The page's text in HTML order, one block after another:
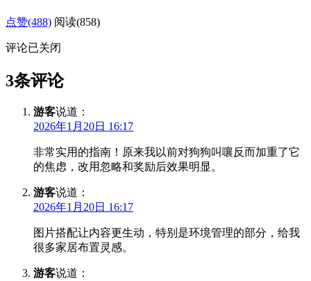
点赞(488) 阅读(858)
评论已关闭
3条评论
游客说道：
2026年1月20日 16:17
非常实用的指南！原来我以前对狗狗叫嚷反而加重了它
的焦虑，改用忽略和奖励后效果明显。
游客说道：
2026年1月20日 16:17
图片搭配让内容更生动，特别是环境管理的部分，给我
很多家居布置灵感。
游客说道：